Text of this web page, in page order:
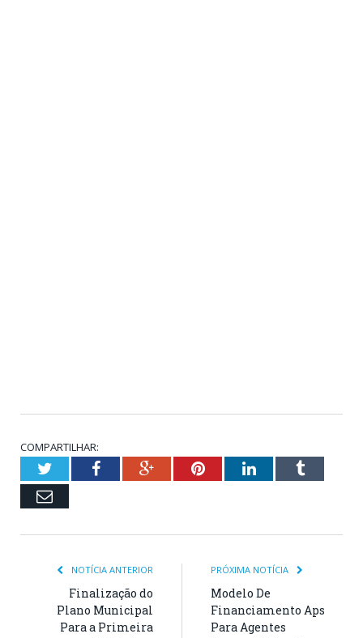
COMPARTILHAR:
TwitterFacebookGoogle+PinterestLinkedInTumblr
Email
NOTÍCIA ANTERIOR
Finalização do
Plano Municipal
Para a Primeira
PRÓXIMA NOTÍCIA
Modelo De
Financiamento Aps
Para Agentes